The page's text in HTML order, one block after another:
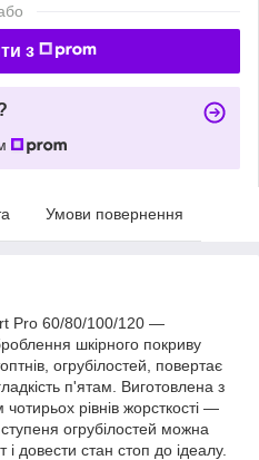
з
Умови повернення
Pro 60/80/100/120 —
шкірного покриву
огрубілостей, повертає
п'ятам. Виготовлена з
рівнів жорсткості —
огрубілостей можна
і довести стан стоп до ідеалу.